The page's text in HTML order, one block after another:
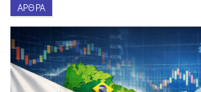
ΆΡΘΡΑ